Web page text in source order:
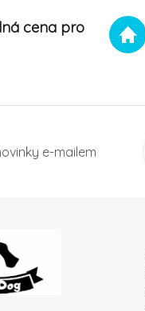
cena pro
e-mailem